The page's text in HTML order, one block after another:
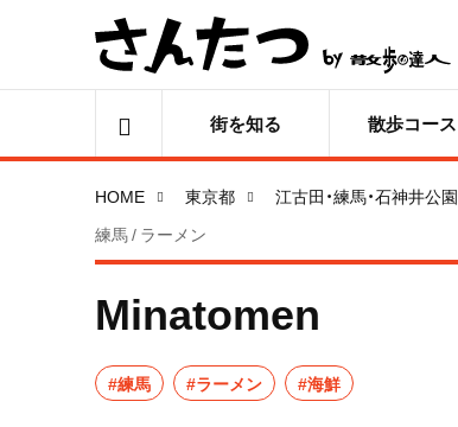
街を知る 散歩コース
HOME 東京都 江古田・練馬・石神井公園
練馬 / ラーメン
Minatomen
#練馬 #ラーメン #海鮮